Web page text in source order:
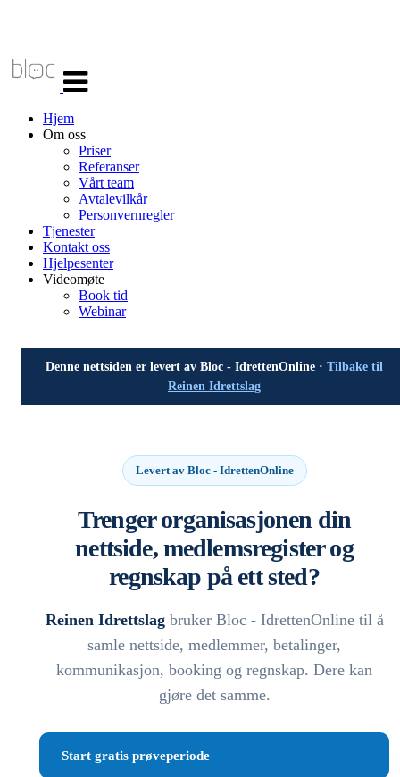
navigasjon
Hjem
Om oss
Priser
Referanser
Vårt team
Avtalevilkår
Personvernregler
Tjenester
Kontakt oss
Hjelpesenter
Videomøte
Book tid
Webinar
Denne nettsiden er levert av Bloc - IdrettenOnline · Tilbake til
Reinen Idrettslag
Levert av Bloc - IdrettenOnline
Trenger organisasjonen din
nettside, medlemsregister og
regnskap på ett sted?
Reinen Idrettslagbruker Bloc - IdrettenOnline til å
samle nettside, medlemmer, betalinger,
kommunikasjon, booking og regnskap. Dere kan
gjøre det samme.
Start gratis prøveperiode